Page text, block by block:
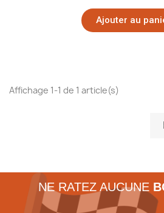
Ajouter au
Affichage 1-1 de 1 article(s)
NE RATEZ AUCUNE